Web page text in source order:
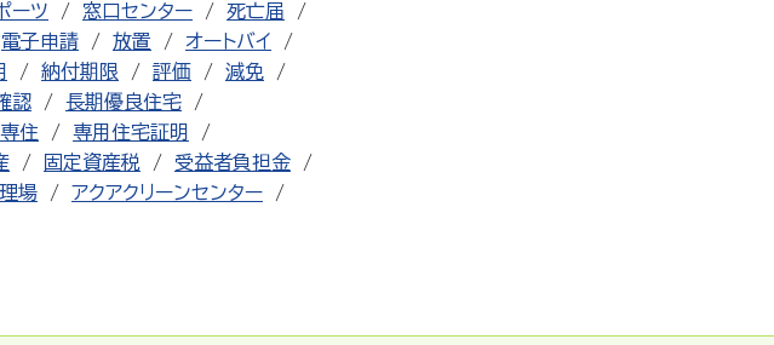
ーツ 窓口センター
死亡届
電子申請 放置
オートバイ
納付期限 評価
減免
認
長期優良住宅
専住
専用住宅証明
固定資産税
受益者負担金
場
アクアクリーンセンター